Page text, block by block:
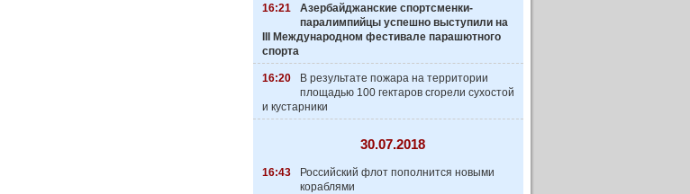
16:21
Азербайджанские спортсменки-
паралимпийцы успешно выступили на
III Международном фестивале парашютного
спорта
16:20
В результате пожара на территории
площадью 100 гектаров сгорели сухостой
и кустарники
30.07.2018
16:43
Российский флот пополнится новыми
кораблями